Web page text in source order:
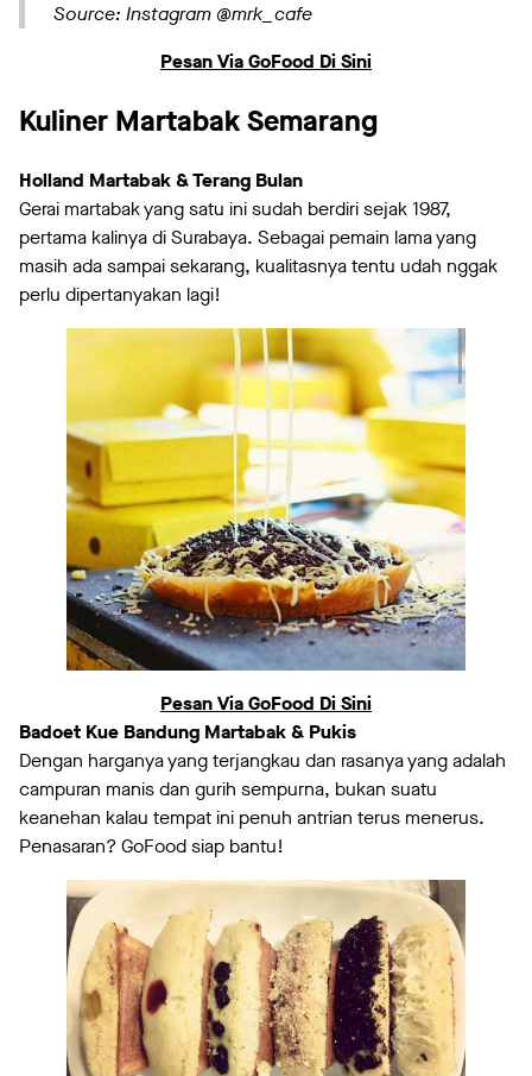
Source: Instagram @mrk_cafe
Pesan Via GoFood Di Sini
Kuliner Martabak Semarang
Holland Martabak & Terang Bulan
Gerai martabak yang satu ini sudah berdiri sejak 1987,
pertama kalinya di Surabaya. Sebagai pemain lama yang
masih ada sampai sekarang, kualitasnya tentu udah nggak
perlu dipertanyakan lagi!
Pesan Via GoFood Di Sini
Badoet Kue Bandung Martabak & Pukis
Dengan harganya yang terjangkau dan rasanya yang adalah
campuran manis dan gurih sempurna, bukan suatu
keanehan kalau tempat ini penuh antrian terus menerus.
Penasaran? GoFood siap bantu!